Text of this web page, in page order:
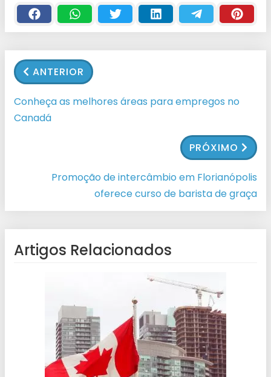
ANTERIOR
Conheça as melhores áreas para empregos no
Canadá
PRÓXIMO
Promoção de intercâmbio em Florianópolis
oferece curso de barista de graça
Artigos Relacionados